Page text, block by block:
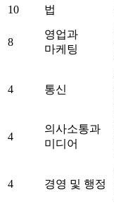
10 법
8
영업과
마케팅
4 통신
4
의사소통과
미디어
4 경영 및 행정